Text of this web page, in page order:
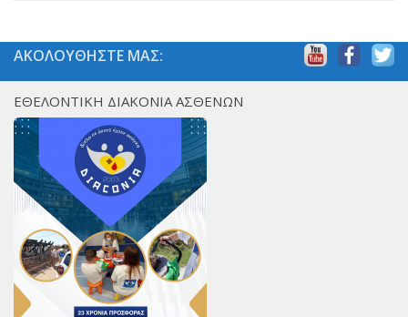
Εμπειρίες
Μικρές ιστορίες
Στήριξέ μας
Με τραπεζική κατάθεση
PayPal
Δράσεις
Τομείς
Νοσοκομεία
ΑΚΟΛΟΥΘΗΣΤΕ ΜΑΣ:
ΕΘΕΛΟΝΤΙΚΗ ΔΙΑΚΟΝΙΑ ΑΣΘΕΝΩΝ